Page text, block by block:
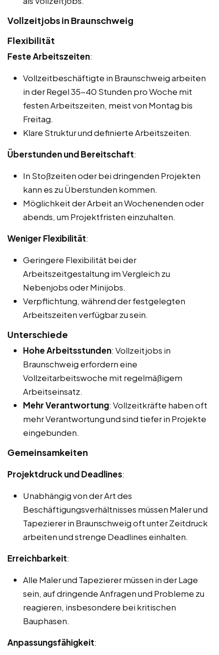
Vollzeitjobs in Braunschweig
Flexibilität
Feste Arbeitszeiten:
Vollzeitbeschäftigte in Braunschweig arbeiten
in der Regel 35-40 Stunden pro Woche mit
festen Arbeitszeiten, meist von Montag bis
Freitag.
Klare Struktur und definierte Arbeitszeiten.
Überstunden und Bereitschaft:
In Stoßzeiten oder bei dringenden Projekten
kann es zu Überstunden kommen.
Möglichkeit der Arbeit an Wochenenden oder
abends, um Projektfristen einzuhalten.
Weniger Flexibilität:
Geringere Flexibilität bei der
Arbeitszeitgestaltung im Vergleich zu
Nebenjobs oder Minijobs.
Verpflichtung, während der festgelegten
Arbeitszeiten verfügbar zu sein.
Unterschiede
Hohe Arbeitsstunden: Vollzeitjobs in
Braunschweig erfordern eine
Vollzeitarbeitswoche mit regelmäßigem
Arbeitseinsatz.
Mehr Verantwortung: Vollzeitkräfte haben oft
mehr Verantwortung und sind tiefer in Projekte
eingebunden.
Gemeinsamkeiten
Projektdruck und Deadlines:
Unabhängig von der Art des
Beschäftigungsverhältnisses müssen Maler und
Tapezierer in Braunschweig oft unter Zeitdruck
arbeiten und strenge Deadlines einhalten.
Erreichbarkeit:
Alle Maler und Tapezierer müssen in der Lage
sein, auf dringende Anfragen und Probleme zu
reagieren, insbesondere bei kritischen
Bauphasen.
Anpassungsfähigkeit: